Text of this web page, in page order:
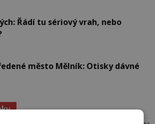
Řádí tu sériový vrah, nebo
město Mělník: Otisky dávné